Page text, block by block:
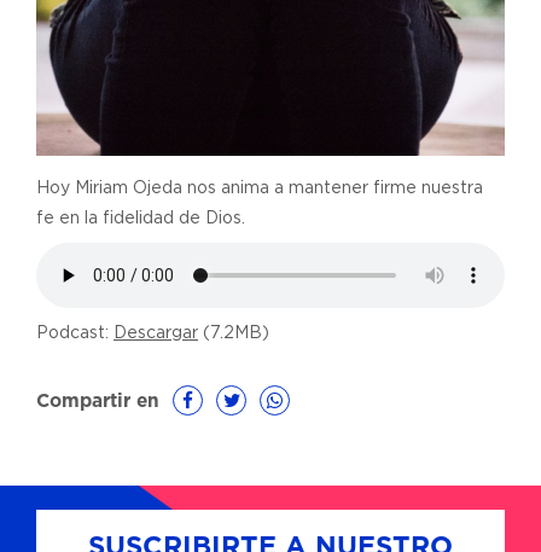
Hoy Miriam Ojeda nos anima a mantener firme nuestra
fe en la fidelidad de Dios.
Podcast: Descargar (7.2MB)
Compartir en